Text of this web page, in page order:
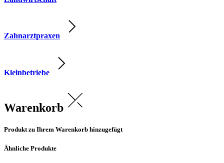
Zahnarztpraxen
Kleinbetriebe
Warenkorb
Produkt zu Ihrem Warenkorb hinzugefügt
Ähnliche Produkte